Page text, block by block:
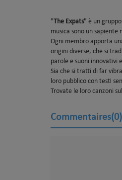
"The Expats" è un
musica sono un sapiente
Ogni membro apporta
origini diverse, che si
parole e suoni innovativi
Sia che si tratti di far
loro pubblico con testi
Trovate le loro canzoni
Commentaires(0)